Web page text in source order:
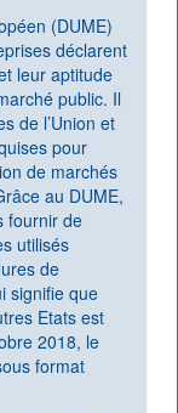
(DUME)
déclarent
leur aptitude
public. Il
de l’Union et
pour
de marchés
au DUME,
fournir de
utilisés
de
signifie que
Etats est
2018, le
format